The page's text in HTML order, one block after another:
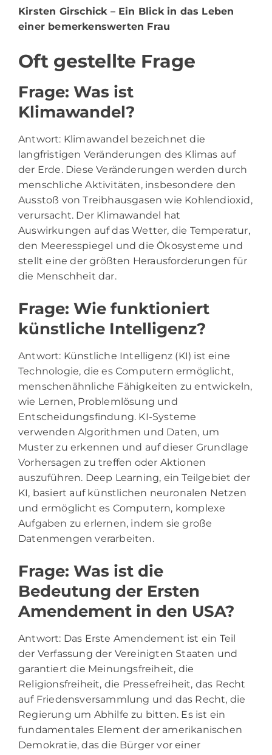
Kirsten Girschick– Ein Blick in das Leben
einer bemerkenswerten Frau
Oft gestellte Frage
Frage: Was ist
Klimawandel?
Antwort: Klimawandel bezeichnet die
langfristigen Veränderungen des Klimas auf
der Erde. Diese Veränderungen werden durch
menschliche Aktivitäten, insbesondere den
Ausstoß von Treibhausgasen wie Kohlendioxid,
verursacht. Der Klimawandel hat
Auswirkungen auf das Wetter, die Temperatur,
den Meeresspiegel und die Ökosysteme und
stellt eine der größten Herausforderungen für
die Menschheit dar.
Frage: Wie funktioniert
künstliche Intelligenz?
Antwort: Künstliche Intelligenz (KI) ist eine
Technologie, die es Computern ermöglicht,
menschenähnliche Fähigkeiten zu entwickeln,
wie Lernen, Problemlösung und
Entscheidungsfindung. KI-Systeme
verwenden Algorithmen und Daten, um
Muster zu erkennen und auf dieser Grundlage
Vorhersagen zu treffen oder Aktionen
auszuführen. Deep Learning, ein Teilgebiet der
KI, basiert auf künstlichen neuronalen Netzen
und ermöglicht es Computern, komplexe
Aufgaben zu erlernen, indem sie große
Datenmengen verarbeiten.
Frage: Was ist die
Bedeutung der Ersten
Amendement in den USA?
Antwort: Das Erste Amendement ist ein Teil
der Verfassung der Vereinigten Staaten und
garantiert die Meinungsfreiheit, die
Religionsfreiheit, die Pressefreiheit, das Recht
auf Friedensversammlung und das Recht, die
Regierung um Abhilfe zu bitten. Es ist ein
fundamentales Element der amerikanischen
Demokratie, das die Bürger vor einer